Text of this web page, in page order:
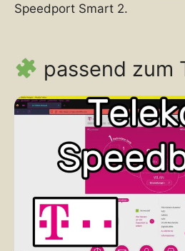
Speedport Smart 2.
passend zum